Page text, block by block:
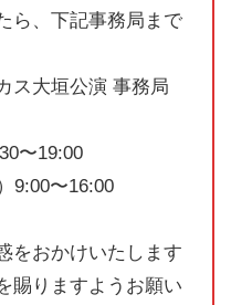
ら、下記事務局まで
ス大垣公演 事務局
〜19:00
〜16:00
をおかけいたします
賜りますようお願い